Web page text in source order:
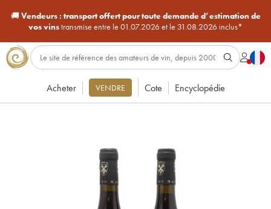
🚚Vendeurs : transport offert pour toute demande d’estimation de
vos vinstransmise entre le 01.07.2026 et le 31.08.2026 inclus*
Acheter VENDRE Cote Encyclopédie